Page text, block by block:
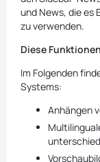
und News, die es
zu verwenden.
Diese
Im Folgenden
Systems:
Anhängen